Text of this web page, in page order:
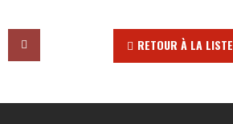
RETOUR À LA LISTE